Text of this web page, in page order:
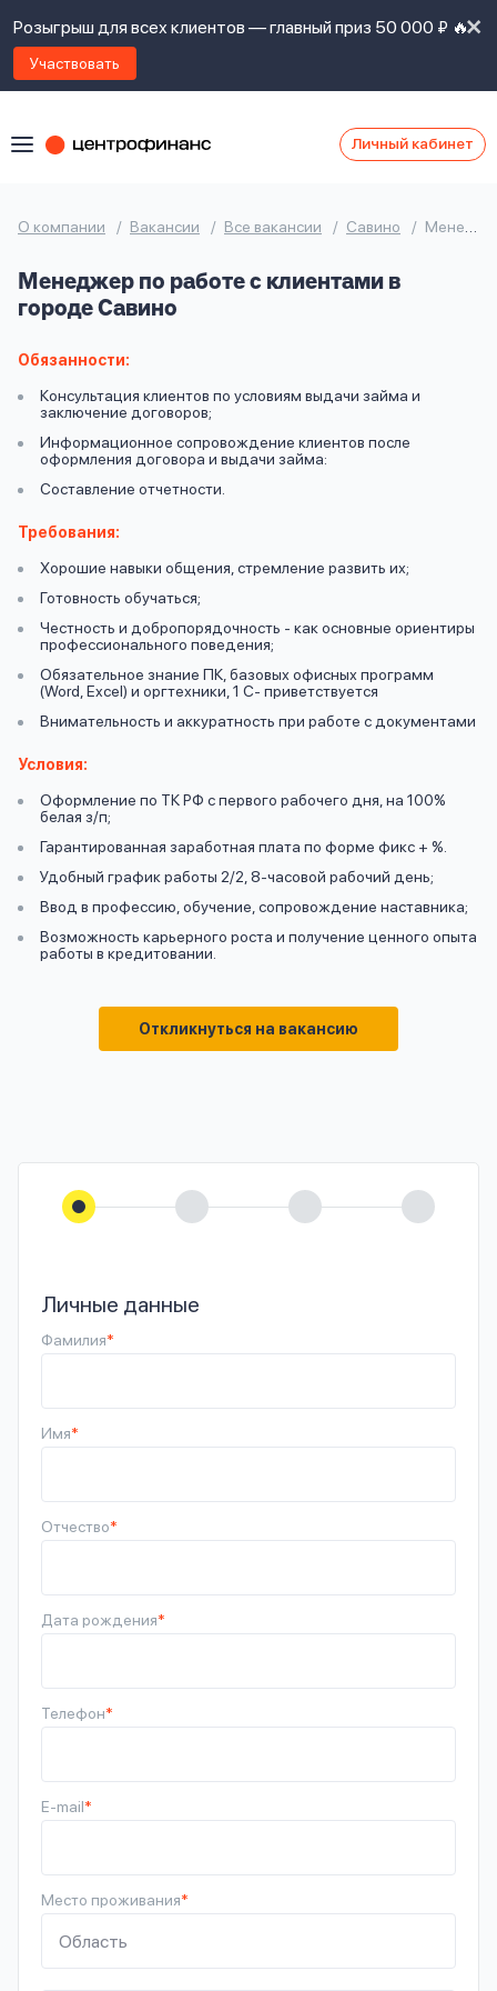
Розыгрыш для всех клиентов — главный приз 50 000 ₽ 🔥
Участвовать
Личный кабинет
О компании Вакансии Все вакансии Савино Менеджер по работе с клиентами
Менеджер по работе с клиентами в
городе Савино
Обязанности:
Консультация клиентов по условиям выдачи займа и
заключение договоров;
Информационное сопровождение клиентов после
оформления договора и выдачи займа:
Составление отчетности.
Требования:
Хорошие навыки общения, стремление развить их;
Готовность обучаться;
Честность и добропорядочность - как основные ориентиры
профессионального поведения;
Обязательное знание ПК, базовых офисных программ
(Word, Excel) и оргтехники, 1 С- приветствуется
Внимательность и аккуратность при работе с документами
Условия:
Оформление по ТК РФ с первого рабочего дня, на 100%
белая з/п;
Гарантированная заработная плата по форме фикс + %.
Удобный график работы 2/2, 8-часовой рабочий день;
Ввод в профессию, обучение, сопровождение наставника;
Возможность карьерного роста и получение ценного опыта
работы в кредитовании.
Откликнуться на вакансию
Личные данные
Фамилия*
Имя*
Отчество*
Дата рождения*
Телефон*
E-mail*
Место проживания*
контакты
Задать
вопросы
Ок
Ок
Я
правилами
предоставления
политикой
даю
согласие
на
обработку
личных